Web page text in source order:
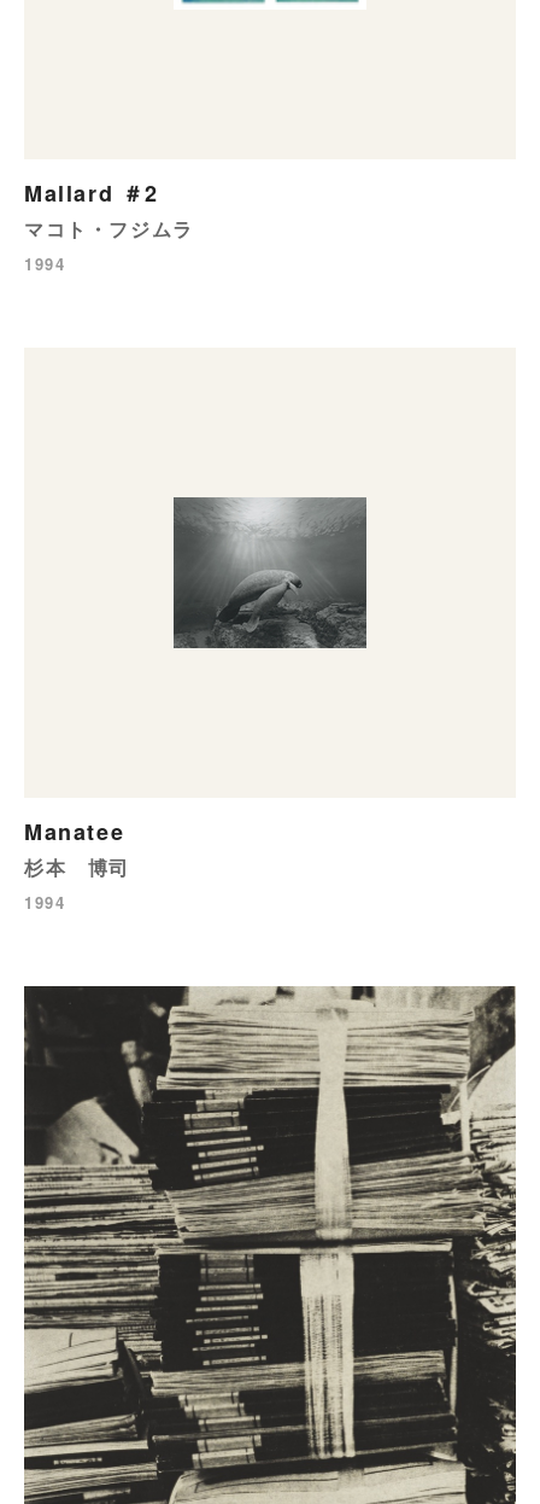
Mallard ＃2
マコト・フジムラ
1994
Manatee
杉本 博司
1994